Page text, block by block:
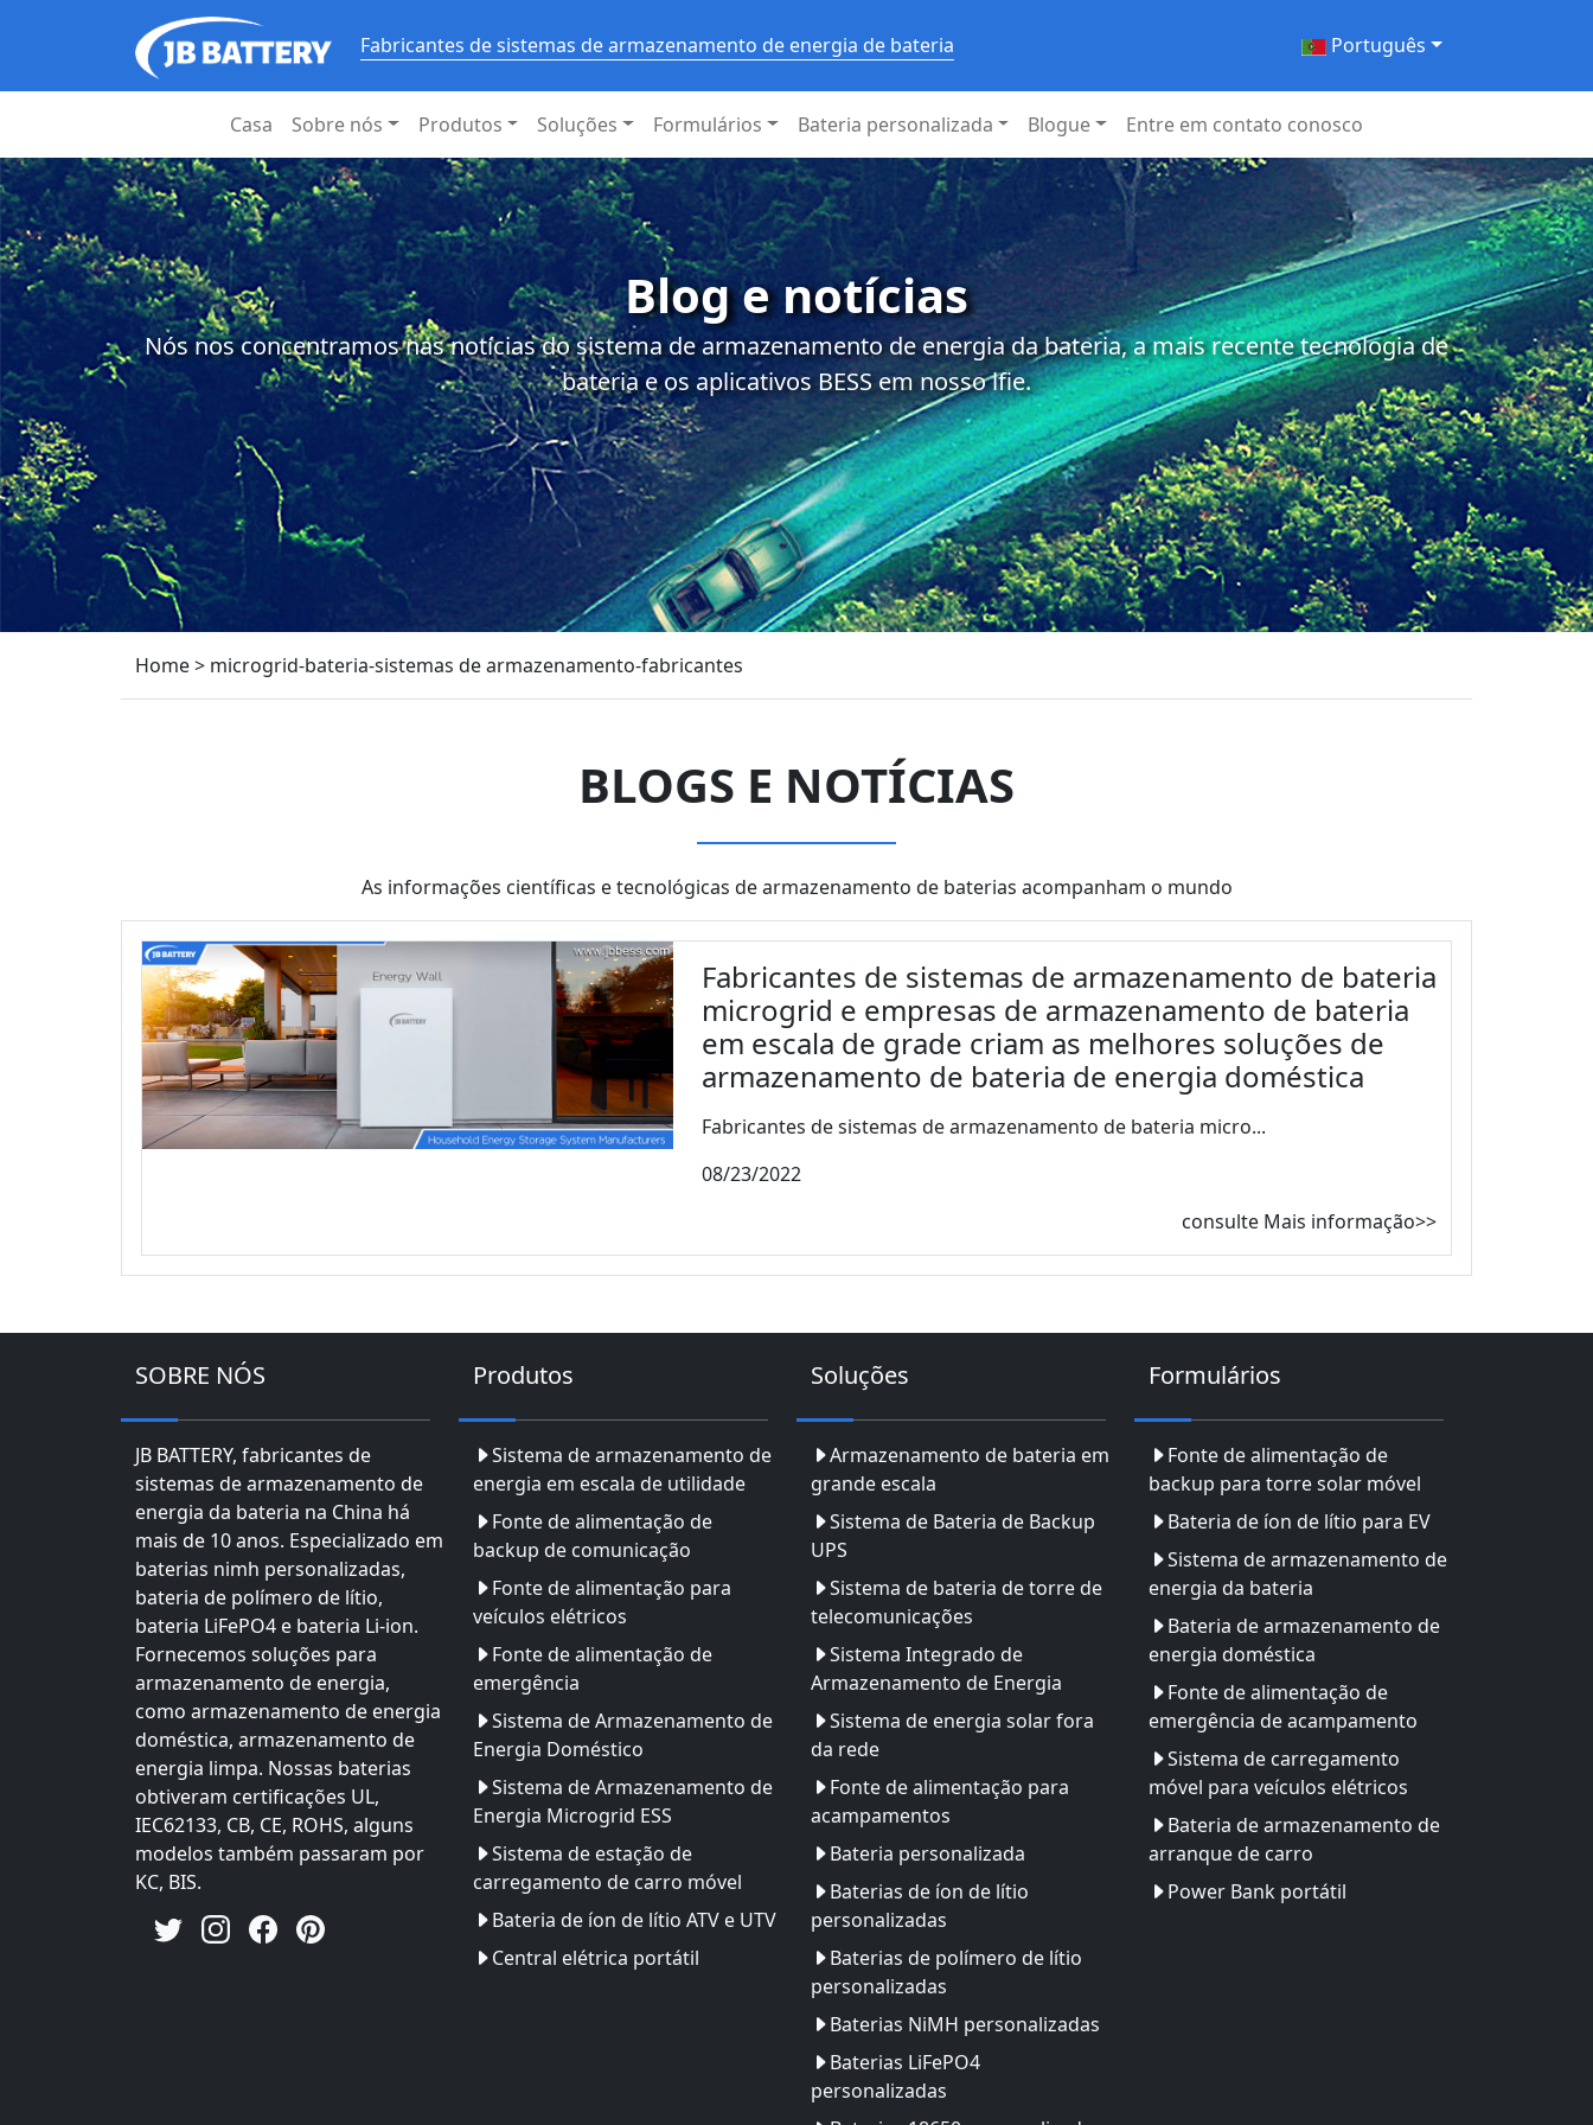
Fabricantes de sistemas de armazenamento de energia de bateria Português
Casa Sobre nós Produtos Soluções Formulários Bateria personalizada Blogue Entre em contato conosco
Blog e notícias
Nós nos concentramos nas notícias do sistema de armazenamento de energia da bateria, a mais recente tecnologia de
bateria e os aplicativos BESS em nosso lfie.
Home> microgrid-bateria-sistemas de armazenamento-fabricantes
BLOGS E NOTÍCIAS
As informações científicas e tecnológicas de armazenamento de baterias acompanham o mundo
Fabricantes de sistemas de armazenamento de bateria
microgrid e empresas de armazenamento de bateria
em escala de grade criam as melhores soluções de
armazenamento de bateria de energia doméstica
Fabricantes de sistemas de armazenamento de bateria micro...
08/23/2022
consulte Mais informação>>
SOBRE NÓS
JB BATTERY, fabricantes de
sistemas de armazenamento de
energia da bateria na China há
mais de 10 anos. Especializado em
baterias nimh personalizadas,
bateria de polímero de lítio,
bateria LiFePO4 e bateria Li-ion.
Fornecemos soluções para
armazenamento de energia,
como armazenamento de energia
doméstica, armazenamento de
energia limpa. Nossas baterias
obtiveram certificações UL,
IEC62133, CB, CE, ROHS, alguns
modelos também passaram por
KC, BIS.
Produtos
Sistema de armazenamento de
energia em escala de utilidade
Fonte de alimentação de
backup de comunicação
Fonte de alimentação para
veículos elétricos
Fonte de alimentação de
emergência
Sistema de Armazenamento de
Energia Doméstico
Sistema de Armazenamento de
Energia Microgrid ESS
Sistema de estação de
carregamento de carro móvel
Bateria de íon de lítio ATV e UTV
Central elétrica portátil
Soluções
Armazenamento de bateria em
grande escala
Sistema de Bateria de Backup
UPS
Sistema de bateria de torre de
telecomunicações
Sistema Integrado de
Armazenamento de Energia
Sistema de energia solar fora
da rede
Fonte de alimentação para
acampamentos
Bateria personalizada
Baterias de íon de lítio
personalizadas
Baterias de polímero de lítio
personalizadas
Baterias NiMH personalizadas
Baterias LiFePO4
personalizadas
Formulários
Fonte de alimentação de
backup para torre solar móvel
Bateria de íon de lítio para EV
Sistema de armazenamento de
energia da bateria
Bateria de armazenamento de
energia doméstica
Fonte de alimentação de
emergência de acampamento
Sistema de carregamento
móvel para veículos elétricos
Bateria de armazenamento de
arranque de carro
Power Bank portátil